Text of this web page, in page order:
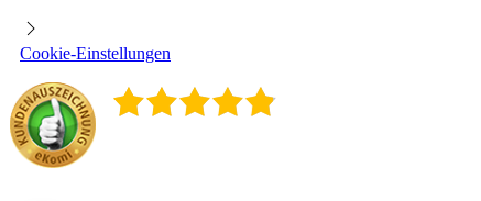
Cookie-Einstellungen